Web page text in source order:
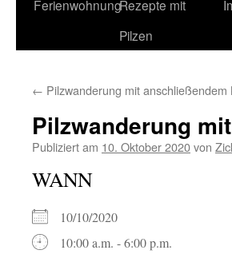
FerienwohnungRezepte mit
Pilzen
← Pilzwanderung mit anschließendem
Pilzwanderung
Publiziert am 10. Oktober 2020von
WANN
10/10/2020
10:00 a.m. - 6:00 p.m.